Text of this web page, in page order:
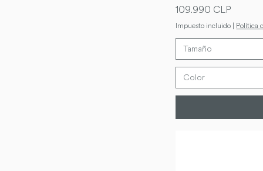
Precio
109.990 CLP
Impuesto incluido |Política
Tamaño
Color